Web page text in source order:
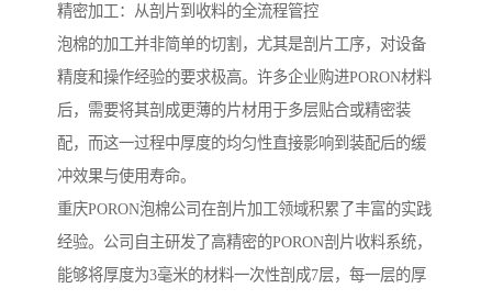
精密加工：从剖片到收料的全流程管控
泡棉的加工并非简单的切割，尤其是剖片工序，对设备
精度和操作经验的要求极高。许多企业购进PORON材料
后，需要将其剖成更薄的片材用于多层贴合或精密装
配，而这一过程中厚度的均匀性直接影响到装配后的缓
冲效果与使用寿命。
重庆PORON泡棉公司在剖片加工领域积累了丰富的实践
经验。公司自主研发了高精密的PORON剖片收料系统，
能够将厚度为3毫米的材料一次性剖成7层，每一层的厚